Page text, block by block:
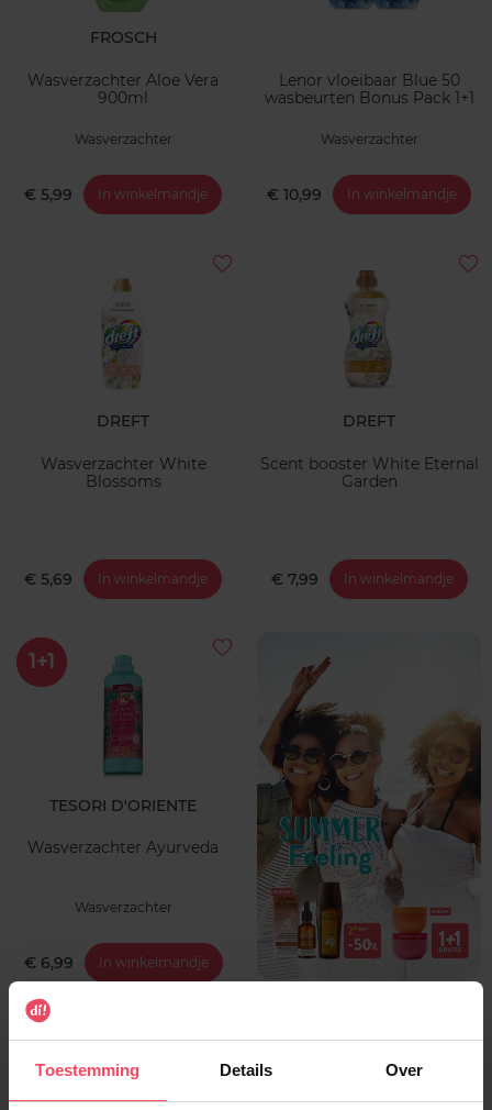
Toestemming Details Over
FROSCH
Wasverzachter Aloe Vera
900ml
Wasverzachter
€ 5,99 In winkelmandje
Lenor vloeibaar Blue 50
wasbeurten Bonus Pack 1+1
Wasverzachter
€ 10,99 In winkelmandje
DREFT
Wasverzachter White
Blossoms
€ 5,69 In winkelmandje
DREFT
Scent booster White Eternal
Garden
€ 7,99 In winkelmandje
1+1
TESORI D'ORIENTE
Wasverzachter Ayurveda
Wasverzachter
€ 6,99 In winkelmandje
1+1